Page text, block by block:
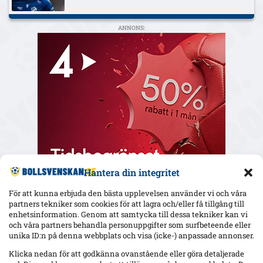
Hantera din integritet
För att kunna erbjuda den bästa upplevelsen använder vi och våra
partners tekniker som cookies för att lagra och/eller få tillgång till
enhetsinformation. Genom att samtycka till dessa tekniker kan vi
och våra partners behandla personuppgifter som surfbeteende eller
unika ID:n på denna webbplats och visa (icke-) anpassade annonser.
Klicka nedan för att godkänna ovanstående eller göra detaljerade
ANNONS:
Senaste
nästa vecka